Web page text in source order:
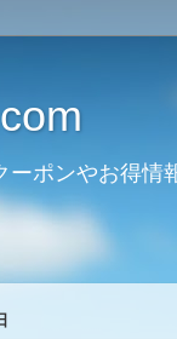
ーポンやお得情